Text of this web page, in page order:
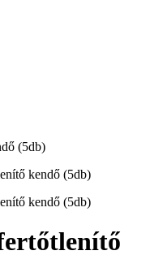
(5db)